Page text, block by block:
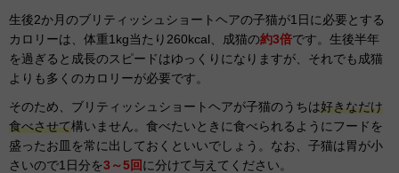
生後2か月のブリティッシュショートヘアの子猫が1日に必要とする
カロリーは、体重1kg当たり260kcal、成猫の約3倍です。生後半年
を過ぎると成長のスピードはゆっくりになりますが、それでも成猫
よりも多くのカロリーが必要です。
そのため、ブリティッシュショートヘアが子猫のうちは好きなだけ
食べさせて構いません。食べたいときに食べられるようにフードを
盛ったお皿を常に出しておくといいでしょう。なお、子猫は胃が小
さいので1日分を3～5回に分けて与えてください。